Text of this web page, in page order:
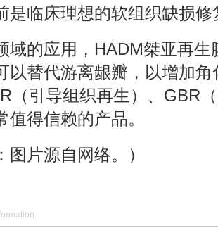
是临床理想的软组织缺损
的应用，HADM桀亚再生
以替代游离龈瓣，以增加
（引导组织再生）、GBR
值得信赖的产品。
片源自网络。）